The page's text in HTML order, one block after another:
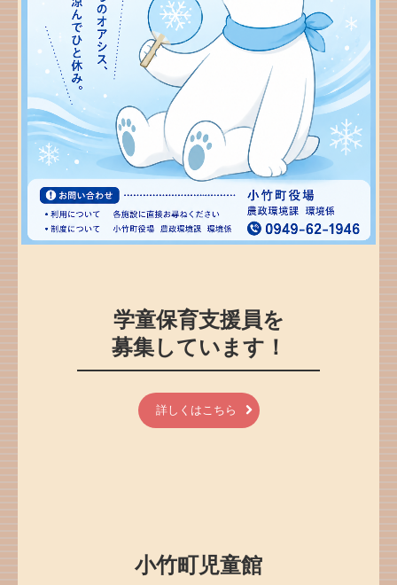
学童保育支援員を
募集しています！
詳しくはこちら
小竹町児童館